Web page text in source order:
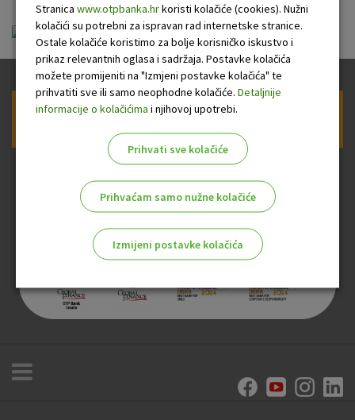
O nama OTP Dnevno financijsko izvješće.pdf
Prijava na newsletter OTP banke
Stranica www.otpbanka.hrkoristi kolačiće (cookies). Nužni
kolačići su potrebni za ispravan rad internetske stranice.
Ostale kolačiće koristimo za bolje korisničko iskustvo i
prikaz relevantnih oglasa i sadržaja. Postavke kolačića
možete promijeniti na "Izmjeni postavke kolačića" te
prihvatiti sve ili samo neophodne kolačiće. Detaljnije
informacije o kolačićima i njihovoj upotrebi.
Prihvati sve kolačiće
Prihvaćam samo nužne kolačiće
Izmijeni postavke kolačića